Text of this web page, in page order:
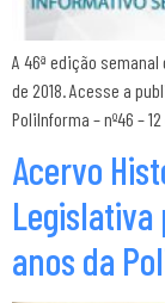
A 46ª edição
de 2018. Acesse a
PoliInforma – nº46 –
Acervo
Legislativa
anos da